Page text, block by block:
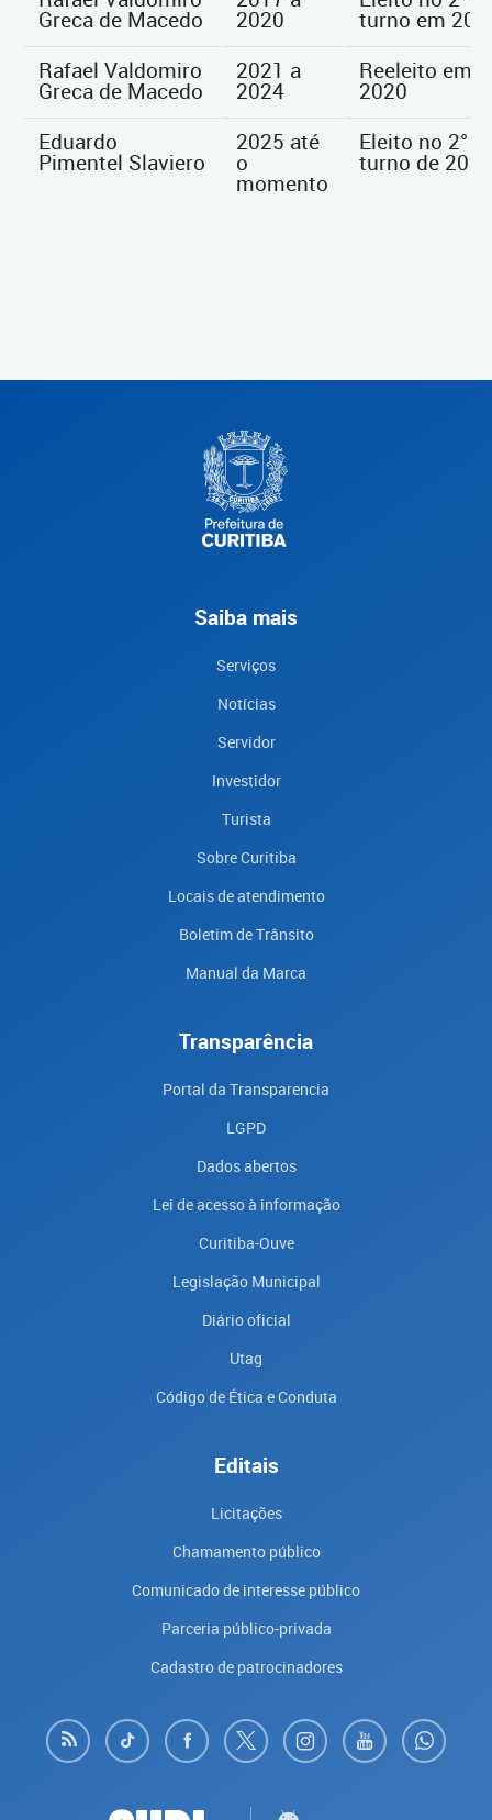
Greca de Macedo 2020
turno em
Rafael Valdomiro
Greca de Macedo
2021 a
2024
Reeleito em
2020
Eduardo
Pimentel Slaviero
2025 até
o
momento
Eleito no 2°
turno de 2024
Saiba mais
Serviços
Notícias
Servidor
Investidor
Turista
Sobre Curitiba
Locais de atendimento
Boletim de Trânsito
Manual da Marca
Transparência
Portal da Transparencia
LGPD
Dados abertos
Lei de acesso à informação
Curitiba-Ouve
Legislação Municipal
Diário oficial
Utag
Código de Ética e Conduta
Editais
Licitações
Chamamento público
Comunicado de interesse público
Parceria público-privada
Cadastro de patrocinadores